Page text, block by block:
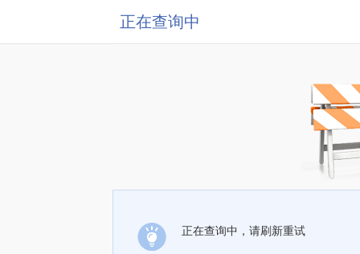
正在查询中
正在查询中，请刷新重试